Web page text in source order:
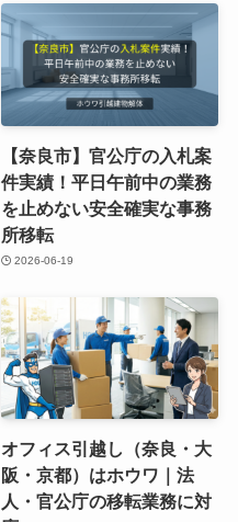
【奈良市】官公庁の入札案
件実績！平日午前中の業務
を止めない安全確実な事務
所移転
2026-06-19
オフィス引越し（奈良・大
阪・京都）はホウワ｜法
人・官公庁の移転業務に対